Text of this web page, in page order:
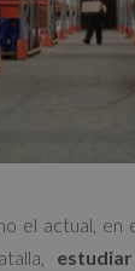
el actual, en